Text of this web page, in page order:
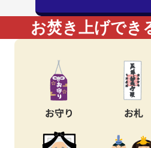
お焚き上げでき